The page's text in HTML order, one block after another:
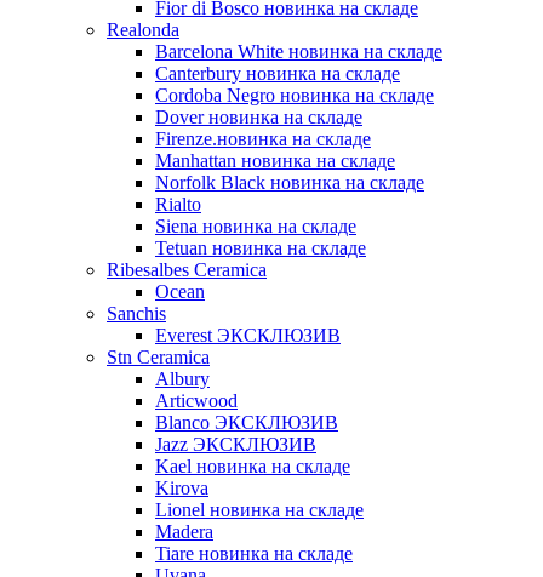
Fior di Bosco новинка на складе
Realonda
Barсelona White новинка на складе
Canterbury новинка на складе
Cordoba Negro новинка на складе
Dover новинка на складе
Firenze.новинка на складе
Manhattan новинка на складе
Norfolk Black новинка на складе
Rialto
Siena новинка на складе
Tetuan новинка на складе
Ribesalbes Ceramica
Ocean
Sanchis
Everest ЭКСКЛЮЗИВ
Stn Ceramica
Albury
Articwood
Blanco ЭКСКЛЮЗИВ
Jazz ЭКСКЛЮЗИВ
Kael новинка на складе
Kirova
Lionel новинка на складе
Madera
Tiare новинка на складе